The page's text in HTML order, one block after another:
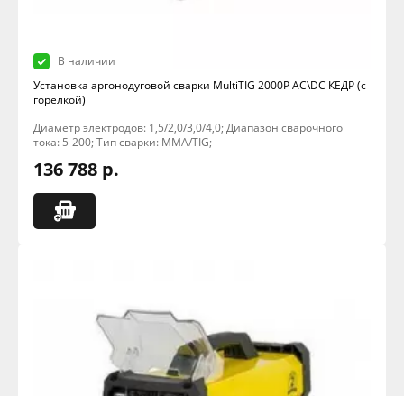
В наличии
Установка аргонодуговой сварки MultiTIG 2000P AC\DC КЕДР (с
горелкой)
Диаметр электродов: 1,5/2,0/3,0/4,0; Диапазон сварочного
тока: 5-200; Тип сварки: MMA/TIG;
136 788 р.